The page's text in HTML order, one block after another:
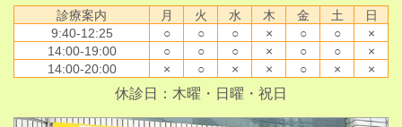
診療案内 月 火 水 木 金 土
日
9:40-12:25
○ ○ ○ × ○ ○
×
14:00-19:00
○ ○ ○ × ○ ○
×
14:00-20:00
× ○ × × ○ × ×
休診日：木曜・日曜・祝日